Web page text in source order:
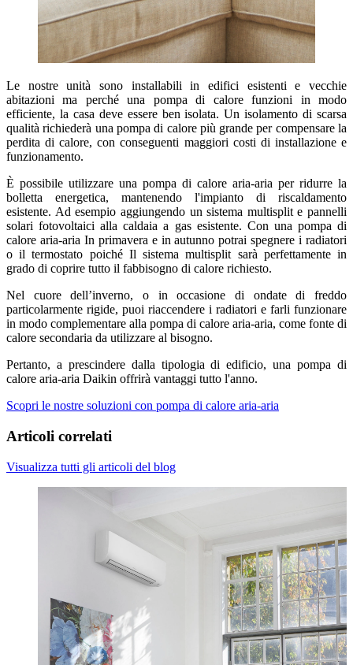
Le nostre unità sono installabili in edifici esistenti e vecchie
abitazioni ma perché una pompa di calore funzioni in modo
efficiente, la casa deve essere ben isolata. Un isolamento di scarsa
qualità richiederà una pompa di calore più grande per compensare la
perdita di calore, con conseguenti maggiori costi di installazione e
funzionamento.
È possibile utilizzare una pompa di calore aria-aria per ridurre la
bolletta energetica, mantenendo l'impianto di riscaldamento
esistente. Ad esempio aggiungendo un sistema multisplit e pannelli
solari fotovoltaici alla caldaia a gas esistente. Con una pompa di
calore aria-aria In primavera e in autunno potrai spegnere i radiatori
o il termostato poiché Il sistema multisplit sarà perfettamente in
grado di coprire tutto il fabbisogno di calore richiesto.
Nel cuore dell’inverno, o in occasione di ondate di freddo
particolarmente rigide, puoi riaccendere i radiatori e farli funzionare
in modo complementare alla pompa di calore aria-aria, come fonte di
calore secondaria da utilizzare al bisogno.
Pertanto, a prescindere dalla tipologia di edificio, una pompa di
calore aria-aria Daikin offrirà vantaggi tutto l'anno.
Scopri le nostre soluzioni con pompa di calore aria-aria
Articoli correlati
Visualizza tutti gli articoli del blog